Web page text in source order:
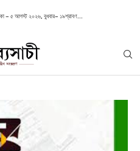
– ৫ আগস্ট ২০২৬, বুধবার– ১৯শ্রাবণ...